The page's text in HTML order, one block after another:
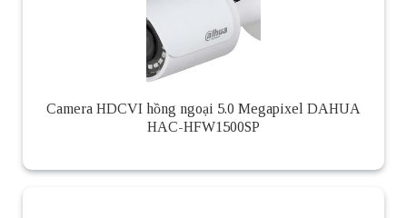
Camera HDCVI hồng ngoại 5.0 Megapixel DAHUA
HAC-HFW1500SP